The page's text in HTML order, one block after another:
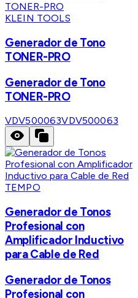
KLEIN TOOLS
Generador de Tono
TONER-PRO
Generador de Tono
TONER-PRO
VDV500063VDV500063
TEMPO
Generador de Tonos
Profesional con
Amplificador Inductivo
para Cable de Red
Generador de Tonos
Profesional con